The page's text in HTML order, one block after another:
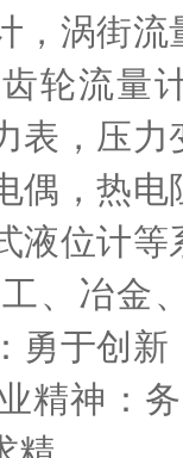
，涡街
轮流量
表，压
偶，热
液位计
、冶金
勇于创
精神：